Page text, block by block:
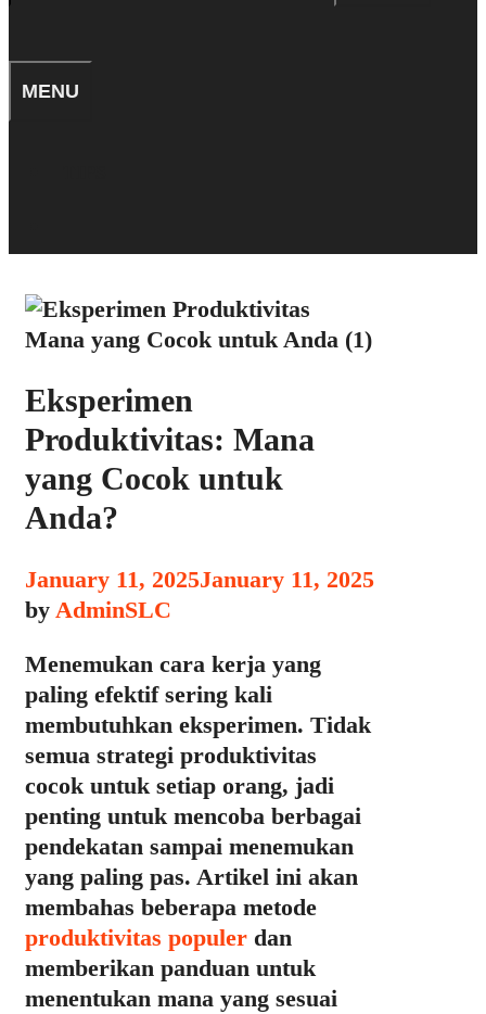
MENU
Eksperimen
Produktivitas: Mana
yang Cocok untuk
Anda?
January 11, 2025January 11, 2025
by AdminSLC
Menemukan cara kerja yang
paling efektif sering kali
membutuhkan eksperimen. Tidak
semua strategi produktivitas
cocok untuk setiap orang, jadi
penting untuk mencoba berbagai
pendekatan sampai menemukan
yang paling pas. Artikel ini akan
membahas beberapa metode
produktivitas populer dan
memberikan panduan untuk
menentukan mana yang sesuai